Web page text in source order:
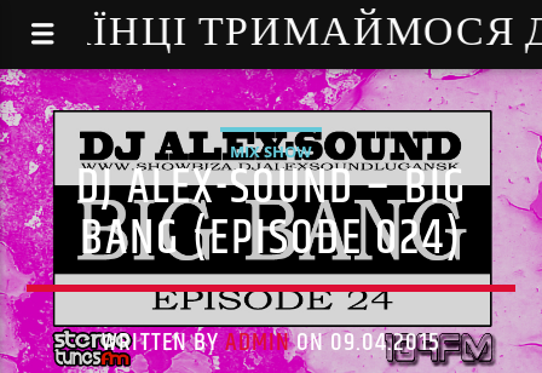
- УКРАЇНЦІ
MIX SHOW
DJ ALEX-SOUND – BIG
BANG (EPISODE 024)
WRITTEN BYADMINON 09.04.2015